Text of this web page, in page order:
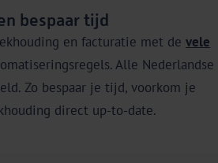
bespaar tijd
en facturatie met devele
Alle Nederlandse
Zo bespaar je tijd, voorkom je
direct up-to-date.